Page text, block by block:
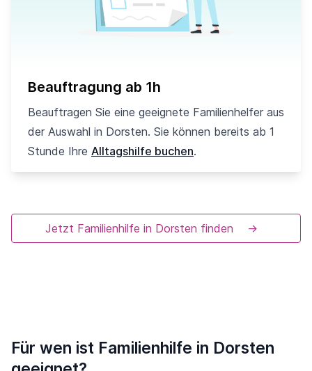
Beauftragung ab 1h
Beauftragen Sie eine geeignete Familienhelfer aus
der Auswahl in Dorsten. Sie können bereits ab 1
Stunde Ihre Alltagshilfe buchen.
Jetzt Familienhilfe in Dorsten finden →
Für wen ist Familienhilfe in Dorsten